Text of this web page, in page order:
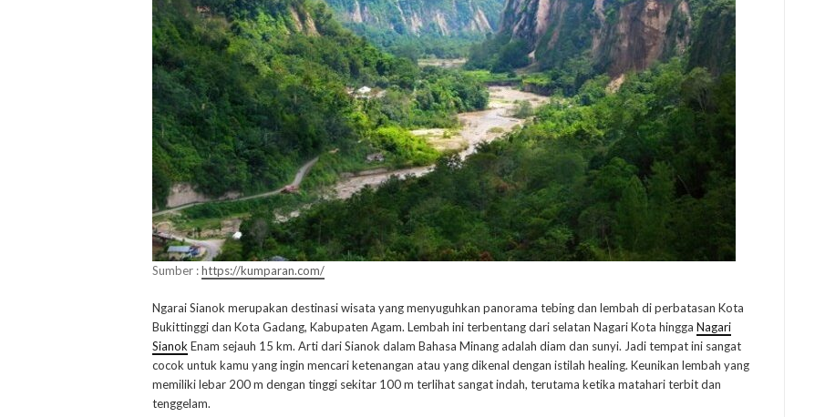
Sumber :https://kumparan.com/
Ngarai Sianok merupakan destinasi wisata yang menyuguhkan panorama tebing dan lembah di perbatasan Kota
Bukittinggi dan Kota Gadang, Kabupaten Agam. Lembah ini terbentang dari selatan Nagari Kota hingga Nagari
Sianok Enam sejauh 15 km. Arti dari Sianok dalam Bahasa Minang adalah diam dan sunyi. Jadi tempat ini sangat
cocok untuk kamu yang ingin mencari ketenangan atau yang dikenal dengan istilah healing. Keunikan lembah yang
memiliki lebar 200 m dengan tinggi sekitar 100 m terlihat sangat indah, terutama ketika matahari terbit dan
tenggelam.